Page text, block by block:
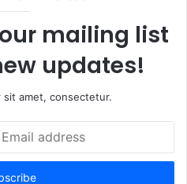
mailing list
updates!
sit amet, consectetur.